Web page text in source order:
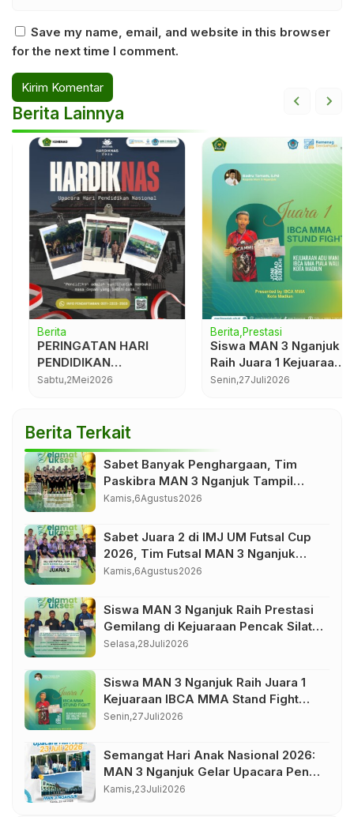
Save my name, email, and website in this browser
for the next time I comment.
Berita Lainnya
Berita
PERINGATAN HARI
PENDIDIKAN
NASIONAL DI MAN 3
KHIDMAT
Sabtu,2Mei2026
Berita Prestasi
Siswa MAN 3 Nganjuk
Raih Juara 1 Kejuaraan
IBCA MMA Stand Fight
Senin,27Juli2026
Berita Terkait
Sabet Banyak Penghargaan, Tim
Paskibra MAN 3 Nganjuk Tampil
Memukau di LKBB SILO UISI 2026 Se-
Kamis,6Agustus2026
Sabet Juara 2 di IMJ UM Futsal Cup
2026, Tim Futsal MAN 3 Nganjuk
Harumkan Nama Madrasah
Kamis,6Agustus2026
Siswa MAN 3 Nganjuk Raih Prestasi
Gemilang di Kejuaraan Pencak Silat
Bojonegoro Championship II 2026
Selasa,28Juli2026
Siswa MAN 3 Nganjuk Raih Juara 1
Kejuaraan IBCA MMA Stand Fight
Piala Wali Kota Madiun
Senin,27Juli2026
Semangat Hari Anak Nasional 2026:
MAN 3 Nganjuk Gelar Upacara Penuh
Khidmat dan Inspirasi
Kamis,23Juli2026